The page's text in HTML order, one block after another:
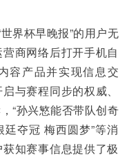
界杯早晚报”的用户无
商网络后打开手机自
容产品并实现信息交
与赛程同步的权威、
“孙兴慜能否带队创奇
廷夺冠 梅西圆梦”等消
知赛事信息提供了极